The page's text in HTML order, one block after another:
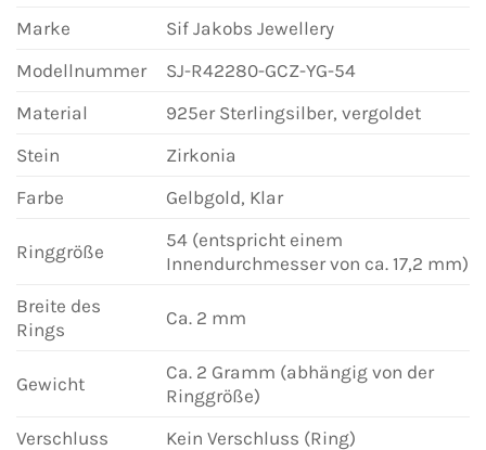
Marke
Sif Jakobs Jewellery
Modellnummer
SJ-R42280-GCZ-YG-54
Material
925er Sterlingsilber, vergoldet
Stein
Zirkonia
Farbe
Gelbgold, Klar
Ringgröße
54 (entspricht einem
Innendurchmesser von ca. 17,2 mm)
Breite des
Rings
Ca. 2 mm
Gewicht
Ca. 2 Gramm (abhängig von der
Ringgröße)
Verschluss
Kein Verschluss (Ring)